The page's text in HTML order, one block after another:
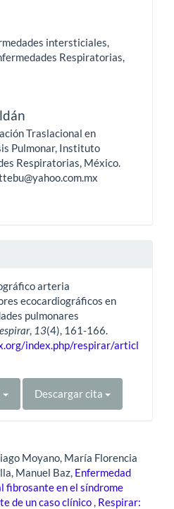
intersticiales,
Respiratorias,
Traslacional en
Pulmonar, Instituto
Respiratorias, México.
arteria
ecocardiográficos en
pulmonares
, 13(4), 161-166.
index.php/respirar/articl
Descargar cita
Moyano, María Florencia
Manuel Baz, Enfermedad
fibrosante en el síndrome
de un caso clínico, Respirar: